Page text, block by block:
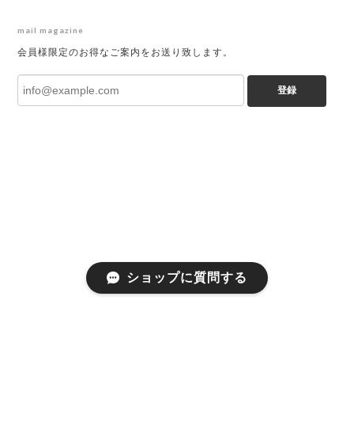
mail magazine
会員様限定のお得なご案内をお送り致します。
登録
ショップに質問する